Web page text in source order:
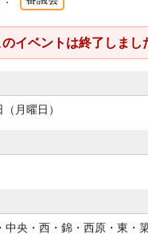
のイベントは終了しまし
月曜日）
央・西・錦・西原・東・簗